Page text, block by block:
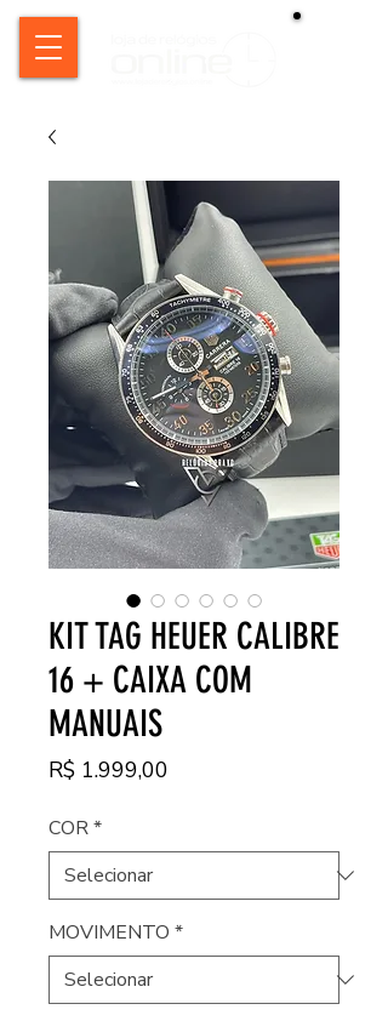
KIT TAG HEUER CALIBRE
16 + CAIXA COM
MANUAIS
R$ 1.999,00
COR*
MOVIMENTO *